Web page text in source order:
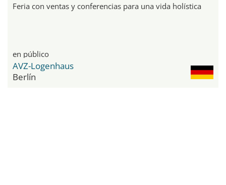
Feria con ventas y conferencias para una vida holística
en público
AVZ-Logenhaus
Berlín